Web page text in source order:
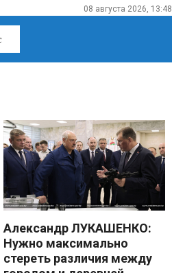
08 августа 2026, 13:48
Александр ЛУКАШЕНКО:
Нужно максимально
стереть различия между